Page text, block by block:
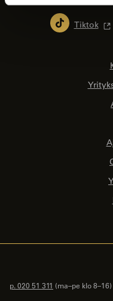
Tiktok
p. 020 51 311 (ma–pe klo 8–16)